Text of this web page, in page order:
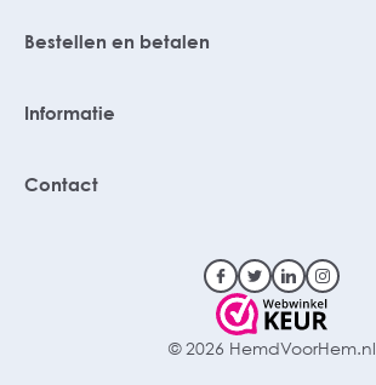
Bestellen en betalen
Informatie
Contact
© 2026 HemdVoorHem.nl